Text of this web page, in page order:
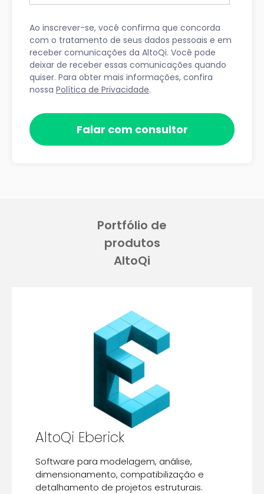
Ao inscrever-se, você confirma que concorda
com o tratamento de seus dados pessoais e em
receber comunicações da AltoQi. Você pode
deixar de receber essas comunicações quando
quiser. Para obter mais informações, confira
nossa Política de Privacidade.
Portfólio de
produtos
AltoQi
AltoQi Eberick
Software para modelagem, análise,
dimensionamento, compatibilização e
detalhamento de projetos estruturais.